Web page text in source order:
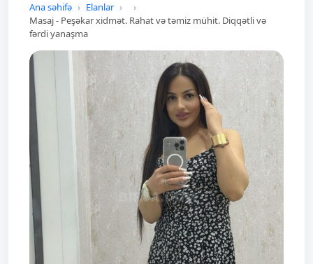
Ana səhifə
Elanlar
Masaj - Peşəkar xidmət. Rahat və təmiz mühit. Diqqətli və
fərdi yanaşma